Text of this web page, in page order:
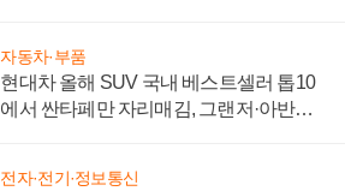
자동차·부품
현대차 올해 SUV 국내 베스트셀러 톱10
에서 싼타페만 자리매김, 그랜저·아반떼
전자·전기·정보통신